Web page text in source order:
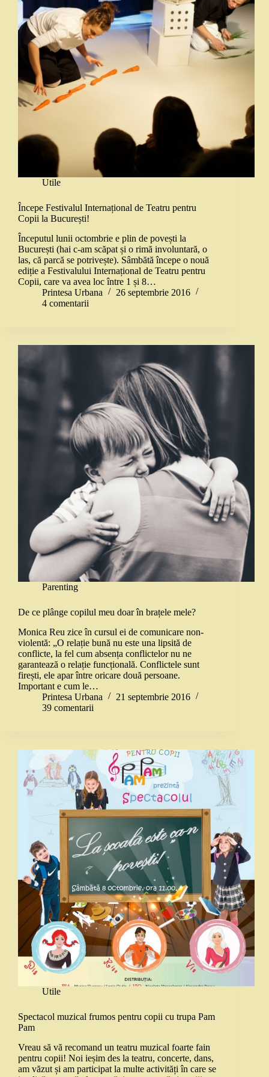
Utile
Începe Festivalul Internațional de Teatru pentru
Copii la București!
Începutul lunii octombrie e plin de povești la
București (hai c-am scăpat și o rimă involuntară, o
las, că parcă se potrivește). Sâmbătă începe o nouă
ediție a Festivalului Internațional de Teatru pentru
Copii, care va avea loc între 1 și 8…
Printesa Urbana
26 septembrie 2016
4 comentarii
Parenting
De ce plânge copilul meu doar în brațele mele?
Monica Reu zice în cursul ei de comunicare non-
violentă: „O relație bună nu este una lipsită de
conflicte, la fel cum absența conflictelor nu ne
garantează o relație funcțională. Conflictele sunt
firești, ele apar între oricare două persoane.
Important e cum le…
Printesa Urbana
21 septembrie 2016
39 comentarii
Utile
Spectacol muzical frumos pentru copii cu trupa Pam
Pam
Vreau să vă recomand un teatru muzical foarte fain
pentru copii! Noi ieșim des la teatru, concerte, dans,
am văzut și am participat la multe activități în care se